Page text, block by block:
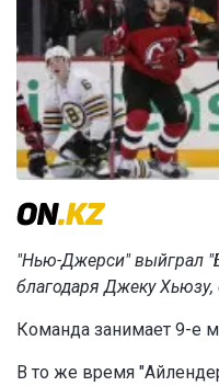
"Нью-Джерси" выйграл
благодаря Джеку
Команда занимает 9-е
В то же время